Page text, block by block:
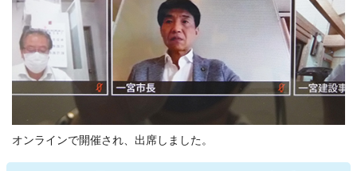
オンラインで開催され、出席しました。